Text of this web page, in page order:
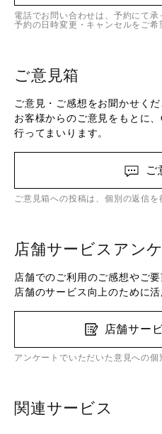
電話でお問い合わせは、予約にて承
予約の日時変更・キャンセルをご希
ご意見箱
ご意見・ご感想をお聞かせくだ
お客様からのご意見をもとに
行ってまいります。
ご
ご意見箱への投稿は、個別の返信を
店舗サービスアン
店舗でのご利用のご感想やご
店舗のサービス向上のために
店舗サー
アンケートでいただいた意見への個
関連サービス